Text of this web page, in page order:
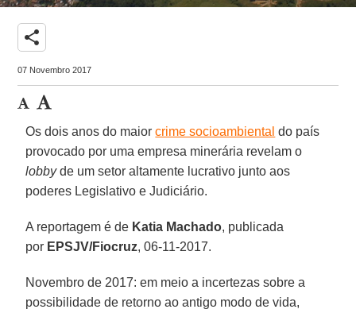
share
07 Novembro 2017
Os dois anos do maiorcrime socioambiental do país
provocado por uma empresa minerária revelam o
lobbyde um setor altamente lucrativo junto aos
poderes Legislativo e Judiciário.
A reportagem é de Katia Machado, publicada
por EPSJV/Fiocruz, 06-11-2017.
Novembro de 2017: em meio a incertezas sobre a
possibilidade de retorno ao antigo modo de vida,